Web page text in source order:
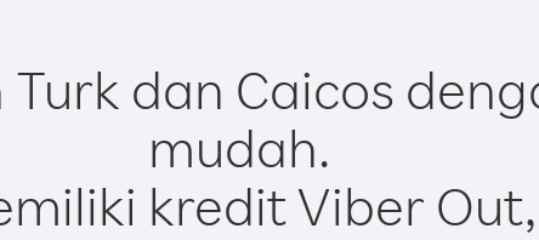
dan Caicos
mudah.
kredit Viber